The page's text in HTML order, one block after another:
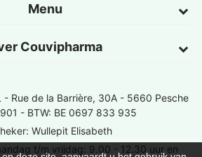
Menu
Couvipharma
- Rue de la Barrière, 30A - 5660 Pesche
- BTW: BE 0697 833 935
Wullepit Elisabeth
t/m vrijdag: 9.00 - 12.30 uur en